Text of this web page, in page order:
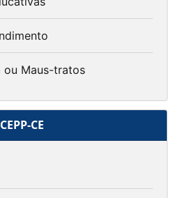
ou Maus-tratos
CEPP-CE